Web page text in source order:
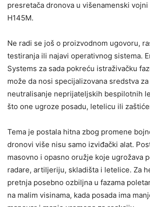
presretača dronova u višenamenski
H145M.
Ne radi se još o proizvodnom ugovoru,
testiranja ili najavi operativnog sistema.
Systems za sada pokreću istraživačku
može da nosi specijalizovana sredstva
neutralisanje neprijateljskih bespilotnih
što one ugroze posadu, letelicu ili
Tema je postala hitna zbog promene
dronovi više nisu samo izviđački alat.
masovno i opasno oružje koje ugrožava
radare, artiljeriju, skladišta i letelice. Za
pretnja posebno ozbiljna u fazama
na malim visinama, kada posada ima